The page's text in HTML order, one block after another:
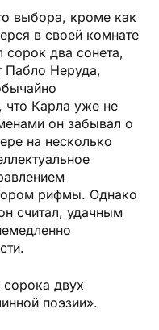
выбора, кроме как
в своей комнате
сорок два сонета,
Пабло Неруда,
что Карла уже не
он забывал о
на несколько
рифмы. Однако
считал, удачным
двух
поэзии».